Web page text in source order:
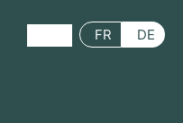
FR DE